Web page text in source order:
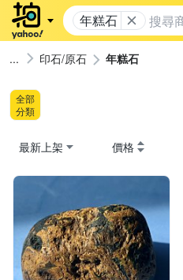
年糕石
印石/原石 年糕石
全部
分類
最新上架 價格